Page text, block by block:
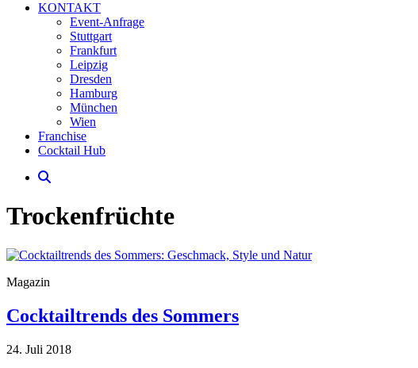
KONTAKT
Event-Anfrage
Stuttgart
Frankfurt
Leipzig
Dresden
Hamburg
München
Wien
Franchise
Cocktail Hub
Trockenfrüchte
Magazin
Cocktailtrends des Sommers
24. Juli 2018